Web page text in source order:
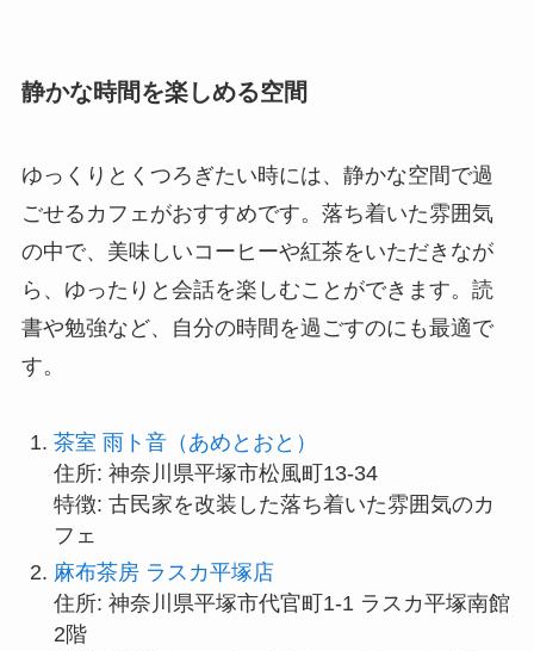
静かな時間を楽しめる空間
ゆっくりとくつろぎたい時には、静かな空間で過
ごせるカフェがおすすめです。落ち着いた雰囲気
の中で、美味しいコーヒーや紅茶をいただきなが
ら、ゆったりと会話を楽しむことができます。読
書や勉強など、自分の時間を過ごすのにも最適で
す。
茶室 雨ト音（あめとおと）
住所: 神奈川県平塚市松風町13-34
特徴: 古民家を改装した落ち着いた雰囲気のカ
フェ
麻布茶房 ラスカ平塚店
住所: 神奈川県平塚市代官町1-1 ラスカ平塚南館
2階